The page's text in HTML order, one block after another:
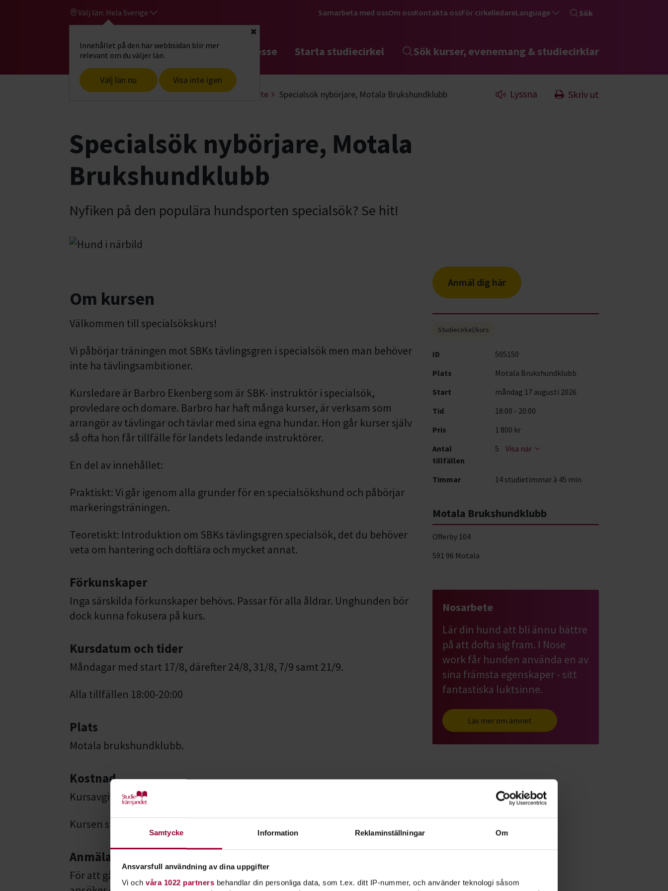
Samtycke Information Reklaminställningar Om
Ansvarsfull användning av dina uppgifter
Vi och våra 1022 partners behandlar din personliga data, som t.ex. ditt IP-nummer, och använder teknologi såsom
Välj län: Hela Sverige
Innehållet på den här webbsidan blir mer
relevant om du väljer län.
Välj län nu Visa inte igen
Stäng
Samarbeta med ossOm ossKontakta ossFör cirkelledareLanguage Sök
Gå till studiefrämjandets startsidaHitta intresse Starta studiecirkel Sök kurser, evenemang & studiecirklar
Start Hitta intresse Hund & husdjur Nosarbete Specialsök nybörjare, Motala Brukshundklubb Lyssna Skriv ut
Specialsök nybörjare, Motala
Brukshundklubb
Nyfiken på den populära hundsporten specialsök? Se hit!
Om kursen
Välkommen till specialsökskurs!
Vi påbörjar träningen mot SBKs tävlingsgren i specialsök men man behöver
inte ha tävlingsambitioner.
Kursledare är Barbro Ekenberg som är SBK- instruktör i specialsök,
provledare och domare. Barbro har haft många kurser, är verksam som
arrangör av tävlingar och tävlar med sina egna hundar. Hon går kurser själv
så ofta hon får tillfälle för landets ledande instruktörer.
En del av innehållet:
Praktiskt: Vi går igenom alla grunder för en specialsökshund och påbörjar
markeringsträningen.
Teoretiskt: Introduktion om SBKs tävlingsgren specialsök, det du behöver
veta om hantering och doftlära och mycket annat.
Förkunskaper
Inga särskilda förkunskaper behövs. Passar för alla åldrar. Unghunden bör
dock kunna fokusera på kurs.
Kursdatum och tider
Måndagar med start 17/8, därefter 24/8, 31/8, 7/9 samt 21/9.
Alla tillfällen 18:00-20:00
Plats
Motala brukshundklubb.
Kostnad
Kursavgift: 1800 kr
Kursen startar vid minst 4 anmälda.
Anmälan
För att gå kursen behöver du vara medlem hos Motala Brukshundklubb. Du
Anmäl dig här
Studiecirkel/kurs
ID
505150
Plats
Motala Brukshundklubb
Start
måndag 17 augusti 2026
Tid
18:00 - 20:00
Pris
1 800 kr
Antal
tillfällen
5 Visa när
Timmar 14 studietimmar à 45 min
Motala Brukshundklubb
Offerby 104
591 96 Motala
Nosarbete
Lär din hund att bli ännu bättre
på att dofta sig fram. I Nose
work får hunden använda en av
sina främsta egenskaper - sitt
fantastiska luktsinne.
Läs mer om ämnet